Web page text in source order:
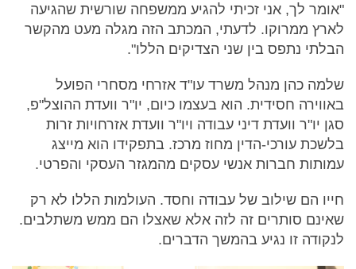
"אומר לך, אני זכיתי להגיע ממשפחה שורשית שהגיעה
לארץ ממרוקו. לדעתי, המכתב הזה מגלה מעט מהקשר
הבלתי נתפס בין שני הצדיקים הללו".
שלמה כהן מנהל משרד עו"ד אזרחי מסחרי הפועל
באווירה חסידית. הוא בעצמו כיום, יו"ר וועדת ההוצל"פ,
סגן יו"ר וועדת דיני עבודה ויו"ר וועדת אזרחויות זרות
בלשכת עורכי-הדין מחוז מרכז. בתפקידו הוא מייצג
עמותות חברות אנשי עסקים מהמגזר העסקי והפרטי.
חייו הם שילוב של עבודה וחסד. העולמות הללו לא רק
שאינם סותרים זה לזה אלא שאצלו הם ממש משתלבים.
לנקודה זו נגיע בהמשך הדברים.